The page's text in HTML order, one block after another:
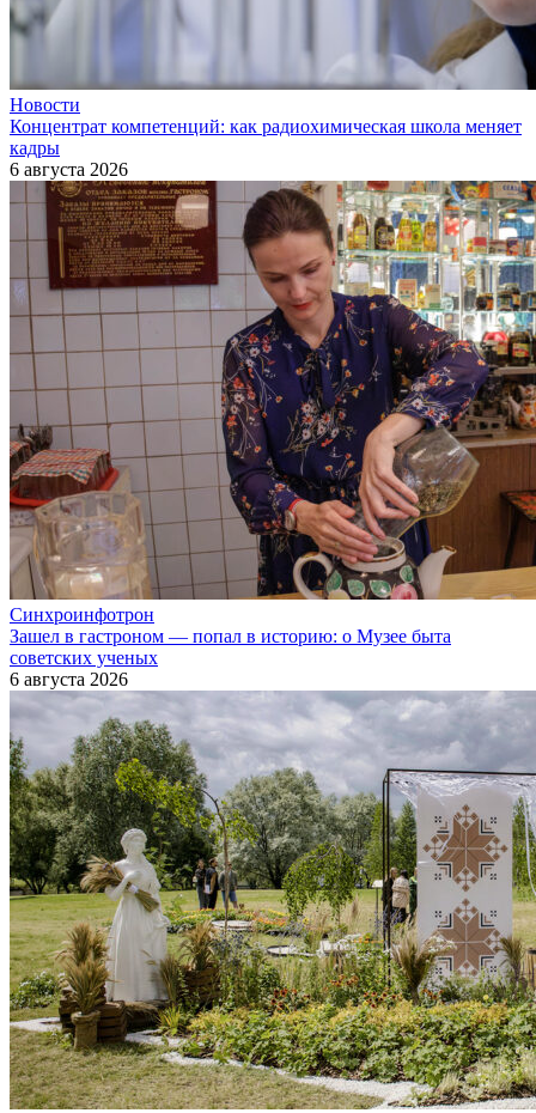
Новости
Концентрат компетенций: как радиохимическая школа меняет
кадры
6 августа 2026
Синхроинфотрон
Зашел в гастроном — попал в историю: о Музее быта
советских ученых
6 августа 2026